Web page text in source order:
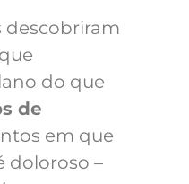
descobriram
do que
de
em que
doloroso –